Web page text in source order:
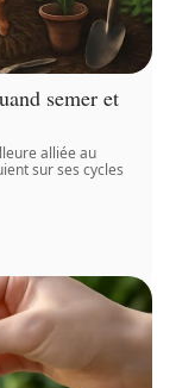
semer et
alliée au
sur ses cycles